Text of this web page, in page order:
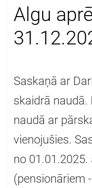
Algu
Saskaņā ar
skaidrā
naudā ar
vienojušies.
no
(pensionāriem